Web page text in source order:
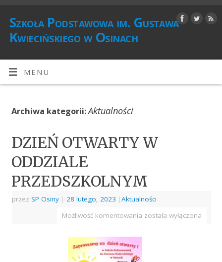
Szkoła Podstawowa im. Gustawa
Kwiecińskiego w Osinach
MENU
Archiwa kategorii:Aktualności
DZIEŃ OTWARTY W
ODDZIALE
PRZEDSZKOLNYM
przez SP Osiny | 28 lutego, 2023 |Aktualności
Możliwość komentowania została wyłączona